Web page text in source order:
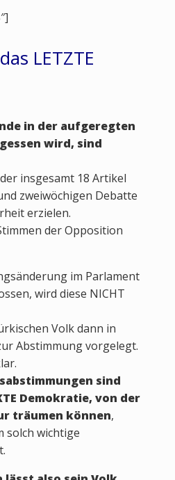
LETZTE
in der aufgeregten
wird, sind
insgesamt 18 Artikel
zweiwöchigen Debatte
erzielen.
der Opposition
im Parlament
wird diese NICHT
Volk dann in
Abstimmung vorgelegt.
sind
Demokratie, von der
träumen können,
solch wichtige